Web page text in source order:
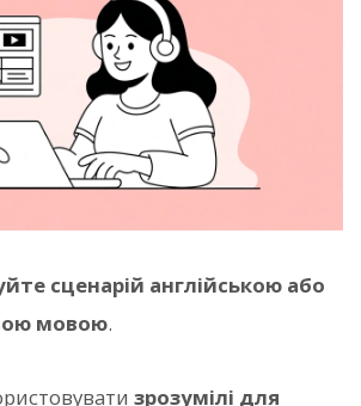
сценарій англійською або
мовою.
зрозумілі для